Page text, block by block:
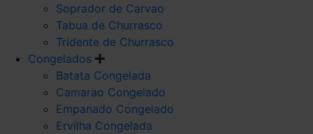
Soprador de Carvao
Tabua de Churrasco
Tridente de Churrasco
Congelados
Batata Congelada
Camarao Congelado
Empanado Congelado
Ervilha Congelada